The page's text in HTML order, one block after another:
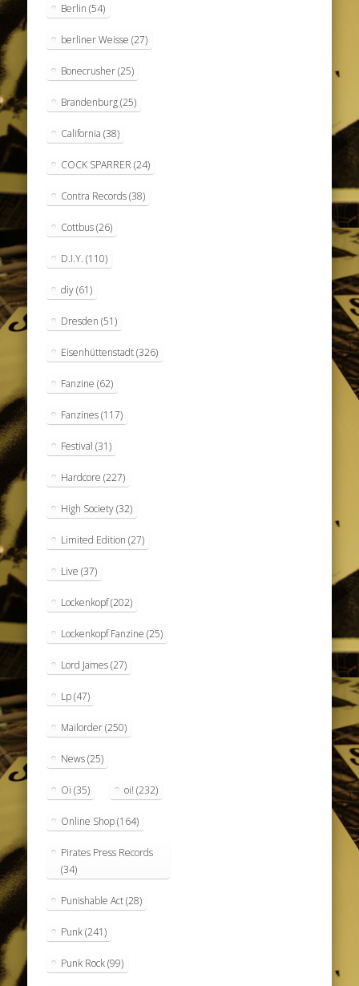
Berlin (54)
berliner Weisse (27)
Bonecrusher(25)
Brandenburg(25)
California (38)
COCK SPARRER (24)
Contra Records(38)
Cottbus(26)
D.I.Y. (110)
diy(61)
Dresden (51)
Eisenhüttenstadt(326)
Fanzine (62)
Fanzines(117)
Festival (31)
Hardcore (227)
High Society(32)
Limited Edition (27)
Live (37)
Lockenkopf(202)
Lockenkopf Fanzine (25)
Lord James(27)
Lp(47)
Mailorder(250)
News(25)
Oi (35) oi! (232)
Online Shop(164)
Pirates Press Records
(34)
Punishable Act(28)
Punk(241)
Punk Rock(99)